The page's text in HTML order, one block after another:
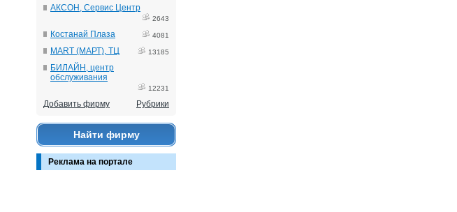
АКСОН, Сервис Центр
2643
Костанай Плаза 4081
MART (МАРТ), ТЦ 13185
БИЛАЙН, центр
обслуживания
12231
Добавить фирму Рубрики
Найти фирму
Реклама на портале